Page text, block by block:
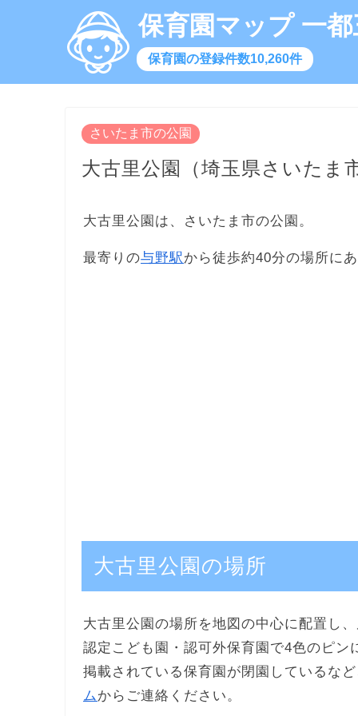
保育園マップ 一
保育園の登録件数10,260件
さいたま市の公園
大古里公園（埼玉県さいたま
大古里公園は、さいたま市の公園。
最寄りの与野駅から徒歩約40分の場所に
大古里公園の場所
大古里公園の場所を地図の中心に配置し
認定こども園・認可外保育園で4色のピン
掲載されている保育園が閉園しているな
ム からご連絡ください。